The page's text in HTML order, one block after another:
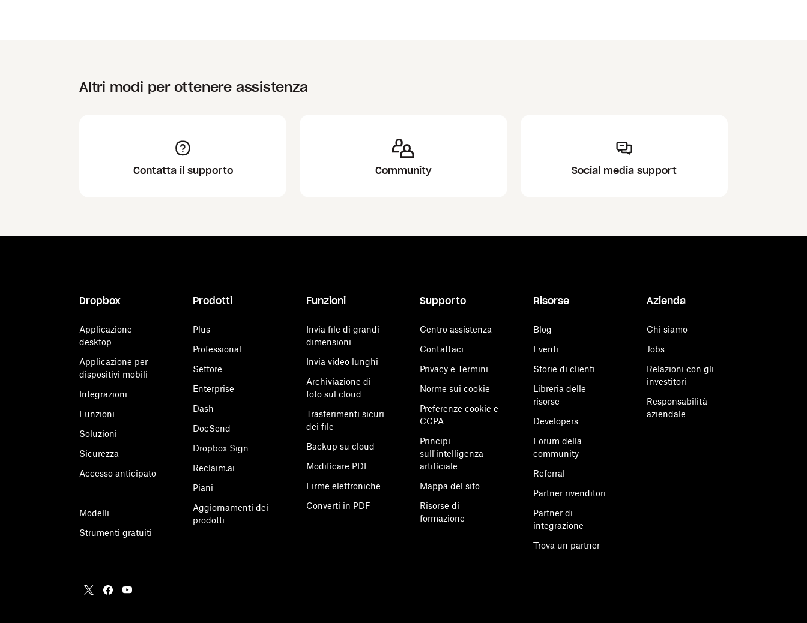
Altri modi per ottenere assistenza
Contatta il supporto Community Social media support
Dropbox
Applicazione
desktop
Applicazione per
dispositivi mobili
Integrazioni
Funzioni
Soluzioni
Sicurezza
Accesso anticipato
Modelli
Strumenti gratuiti
Prodotti
Plus
Professional
Settore
Enterprise
Dash
DocSend
Dropbox Sign
Reclaim.ai
Piani
Aggiornamenti dei
prodotti
Funzioni
Invia file di grandi
dimensioni
Invia video lunghi
Archiviazione di
foto sul cloud
Trasferimenti sicuri
dei file
Backup su cloud
Modificare PDF
Firme elettroniche
Converti in PDF
Supporto
Centro assistenza
Contattaci
Privacy e Termini
Norme sui cookie
Preferenze cookie e
CCPA
Principi
sull'intelligenza
artificiale
Mappa del sito
Risorse di
formazione
Risorse
Blog
Eventi
Storie di clienti
Libreria delle
risorse
Developers
Forum della
community
Referral
Partner rivenditori
Partner di
integrazione
Trova un partner
Azienda
Chi siamo
Jobs
Relazioni con gli
investitori
Responsabilità
aziendale